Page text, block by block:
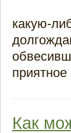
какую-
приятное
Как